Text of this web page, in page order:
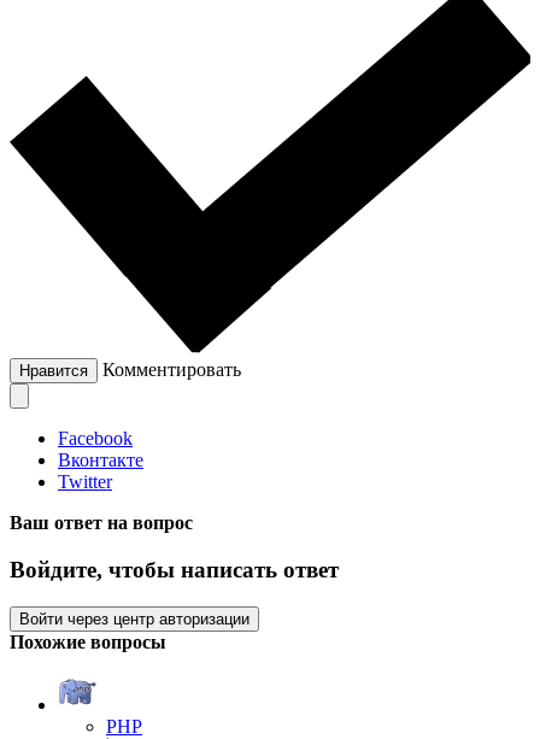
Нравится Комментировать
Facebook
Вконтакте
Twitter
Ваш ответ на вопрос
Войдите, чтобы написать ответ
Войти через центр авторизации
Похожие вопросы
PHP